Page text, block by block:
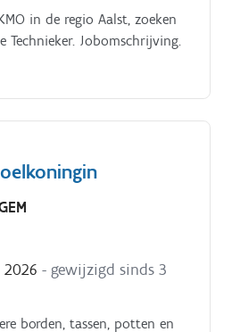
in de regio Aalst, zoeken
Technieker. Jobomschrijving.
2026 - gewijzigd sinds 3
borden, tassen, potten en